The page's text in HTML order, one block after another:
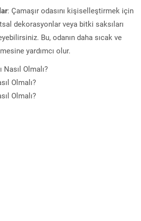
: Çamaşır odasını kişiselleştirmek için
dekorasyonlar veya bitki saksıları
Bu, odanın daha sıcak ve
yardımcı olur.